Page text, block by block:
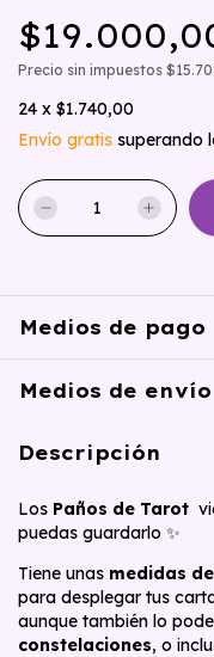
Precio sin impuestos
24 x $1.740,00
Envío gratis superando
Medios de pago
Medios de envío
Descripción
Los Paños de Tarot
puedas guardarlo ✨
Tiene unas medidas
para desplegar tus
aunque también lo
constelaciones, o